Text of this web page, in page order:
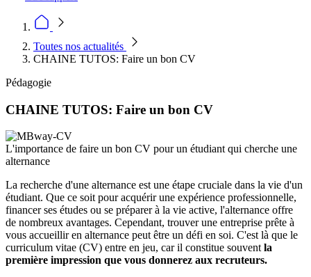
Toutes nos actualités
CHAINE TUTOS: Faire un bon CV
Pédagogie
CHAINE TUTOS: Faire un bon CV
L'importance de faire un bon CV pour un étudiant qui cherche une
alternance
La recherche d'une alternance est une étape cruciale dans la vie d'un
étudiant. Que ce soit pour acquérir une expérience professionnelle,
financer ses études ou se préparer à la vie active, l'alternance offre
de nombreux avantages. Cependant, trouver une entreprise prête à
vous accueillir en alternance peut être un défi en soi. C'est là que le
curriculum vitae (CV) entre en jeu, car il constitue souventla
première impression que vous donnerez aux recruteurs.